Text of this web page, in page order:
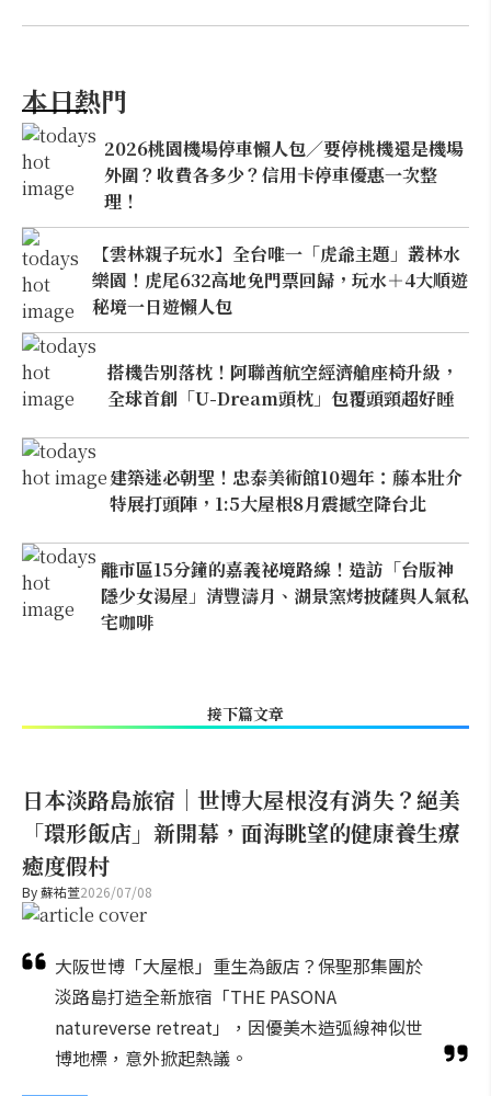
本日熱門
2026桃園機場停車懶人包／要停桃機還是機場
外圍？收費各多少？信用卡停車優惠一次整
理！
【雲林親子玩水】全台唯一「虎爺主題」叢林水
樂園！虎尾632高地免門票回歸，玩水＋4大順遊
秘境一日遊懶人包
搭機告別落枕！阿聯酋航空經濟艙座椅升級，
全球首創「U-Dream頭枕」包覆頭頸超好睡
建築迷必朝聖！忠泰美術館10週年：藤本壯介
特展打頭陣，1:5大屋根8月震撼空降台北
離市區15分鐘的嘉義祕境路線！造訪「台版神
隱少女湯屋」清豐濤月、湖景窯烤披薩與人氣私
宅咖啡
接下篇文章
日本淡路島旅宿｜世博大屋根沒有消失？絕美
「環形飯店」新開幕，面海眺望的健康養生療
癒度假村
By蘇祐萱2026/07/08
大阪世博「大屋根」重生為飯店？保聖那集團於
淡路島打造全新旅宿「THE PASONA
natureverse retreat」，因優美木造弧線神似世
博地標，意外掀起熱議。